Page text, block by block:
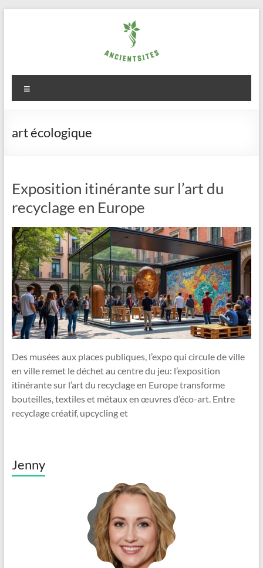
ancientsites.eu
art écologique
Exposition itinérante sur l’art du
recyclage en Europe
Des musées aux places publiques, l’expo qui circule de ville
en ville remet le déchet au centre du jeu: l’exposition
itinérante sur l’art du recyclage en Europe transforme
bouteilles, textiles et métaux en œuvres d’éco-art. Entre
recyclage créatif, upcycling et
Jenny